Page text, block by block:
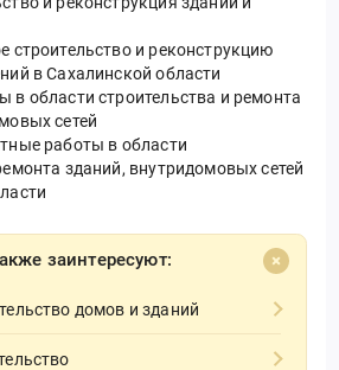
строительство и реконструкцию
в Сахалинской области
в области строительства и ремонта
сетей
работы в области
зданий, внутридомовых сетей
заинтересуют:
домов и зданий